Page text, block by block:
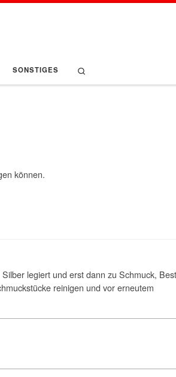
SONSTIGES
können.
legiert und erst dann zu Schmuck,
reinigen und vor erneutem